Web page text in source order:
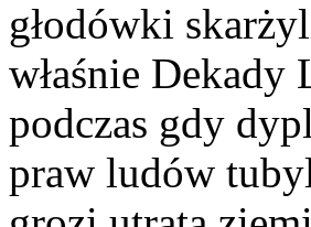
głodówki
właśnie
podczas gdy
praw ludów